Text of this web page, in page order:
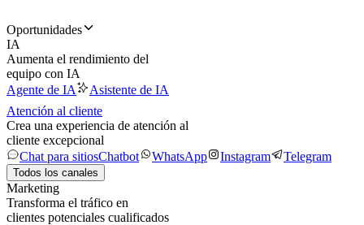
Oportunidades
IA
Aumenta el rendimiento del
equipo con IA
Agente de IA
Asistente de IA
Atención al cliente
Crea una experiencia de atención al
cliente excepcional
Chat para sitiosChatbot WhatsApp Instagram Telegram
Todos los canales
Marketing
Transforma el tráfico en
clientes potenciales cualificados